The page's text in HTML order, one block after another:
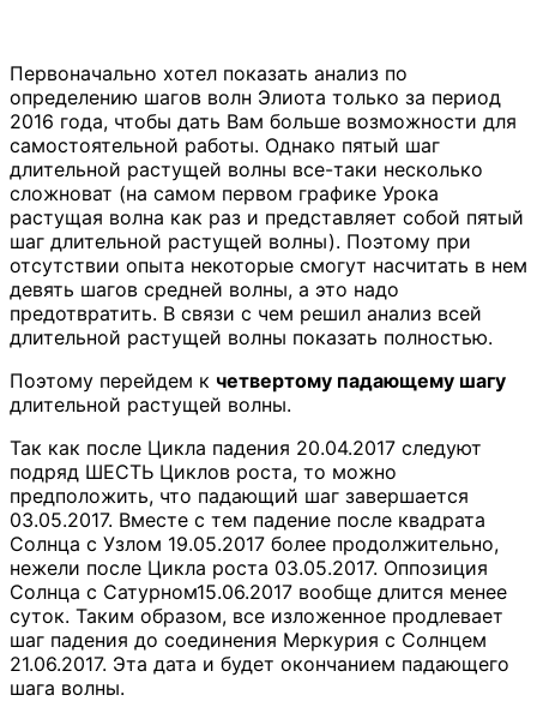
Первоначально хотел показать анализ по
определению шагов волн Элиота только за период
2016 года, чтобы дать Вам больше возможности для
самостоятельной работы. Однако пятый шаг
длительной растущей волны все-таки несколько
сложноват (на самом первом графике Урока
растущая волна как раз и представляет собой пятый
шаг длительной растущей волны). Поэтому при
отсутствии опыта некоторые смогут насчитать в нем
девять шагов средней волны, а это надо
предотвратить. В связи с чем решил анализ всей
длительной растущей волны показать полностью.
Поэтому перейдем к четвертому падающему шагу
длительной растущей волны.
Так как после Цикла падения 20.04.2017 следуют
подряд ШЕСТЬ Циклов роста, то можно
предположить, что падающий шаг завершается
03.05.2017. Вместе с тем падение после квадрата
Солнца с Узлом 19.05.2017 более продолжительно,
нежели после Цикла роста 03.05.2017. Оппозиция
Солнца с Сатурном15.06.2017 вообще длится менее
суток. Таким образом, все изложенное продлевает
шаг падения до соединения Меркурия с Солнцем
21.06.2017. Эта дата и будет окончанием падающего
шага волны.